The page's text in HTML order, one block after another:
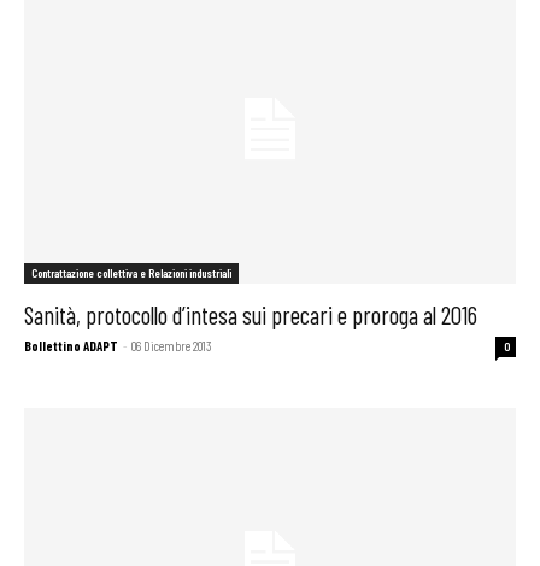
Contrattazione collettiva e Relazioni industriali
Sanità, protocollo d’intesa sui precari e proroga al 2016
Bollettino ADAPT - 06 Dicembre 2013 0